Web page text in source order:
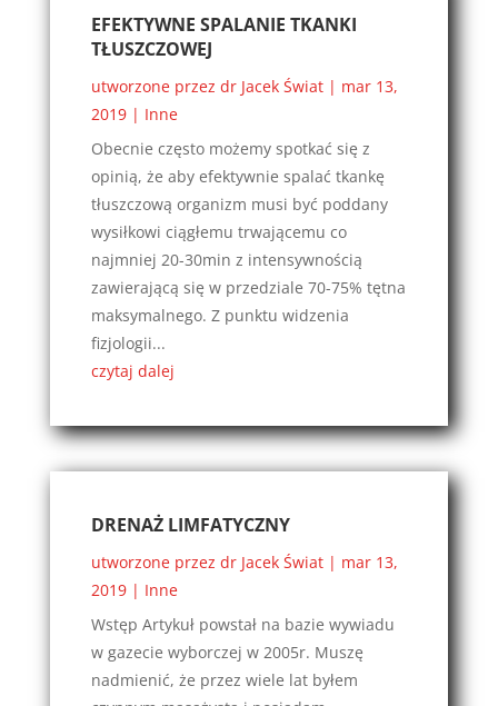
EFEKTYWNE SPALANIE TKANKI
TŁUSZCZOWEJ
utworzone przez dr Jacek Świat| mar 13,
2019| Inne
Obecnie często możemy spotkać się z
opinią, że aby efektywnie spalać tkankę
tłuszczową organizm musi być poddany
wysiłkowi ciągłemu trwającemu co
najmniej 20-30min z intensywnością
zawierającą się w przedziale 70-75% tętna
maksymalnego. Z punktu widzenia
fizjologii...
czytaj dalej
DRENAŻ LIMFATYCZNY
utworzone przez dr Jacek Świat| mar 13,
2019| Inne
Wstęp Artykuł powstał na bazie wywiadu
w gazecie wyborczej w 2005r. Muszę
nadmienić, że przez wiele lat byłem